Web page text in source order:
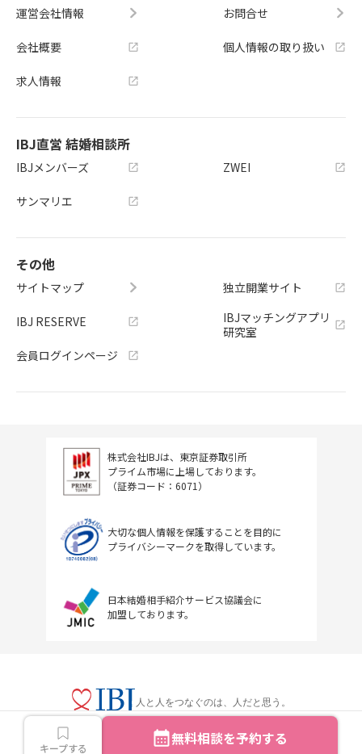
キープする 無料相談を予約する
運営会社情報
会社概要
求人情報
お問合せ
個人情報の取り扱い
IBJ直営 結婚相談所
IBJメンバーズ
サンマリエ
ZWEI
その他
サイトマップ
IBJ RESERVE
会員ログインページ
独立開業サイト
IBJマッチングアプリ
研究室
株式会社IBJは、東京証券取引所
プライム市場に上場しております。
（証券コード：6071）
大切な個人情報を保護することを目的に
プライバシーマークを取得しています。
日本結婚相手紹介サービス協議会に
加盟しております。
人と人をつなぐのは、人だと思う。